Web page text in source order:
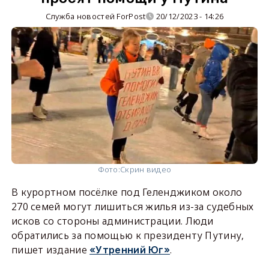
Служба новостей ForPost 20/12/2023 - 14:26
Фото:Скрин видео
В курортном посёлке под Геленджиком около
270 семей могут лишиться жилья из-за судебных
исков со стороны администрации. Люди
обратились за помощью к президенту Путину,
пишет издание«Утренний Юг».